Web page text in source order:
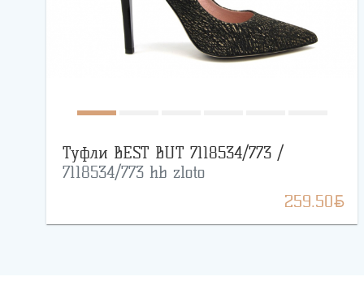
Туфли BEST BUT 7118534/773 /
7118534/773 hb zloto
259.50BYN